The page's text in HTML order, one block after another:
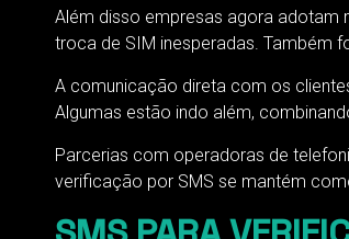
Além disso empresas agora adotam
troca de SIM inesperadas. Também
A comunicação direta com os
Algumas estão indo além,
Parcerias com operadoras de
verificação por SMS se mantém